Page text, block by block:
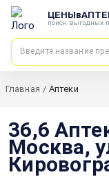
поиск выгодных
Главная / Аптеки
36,6
Москва,